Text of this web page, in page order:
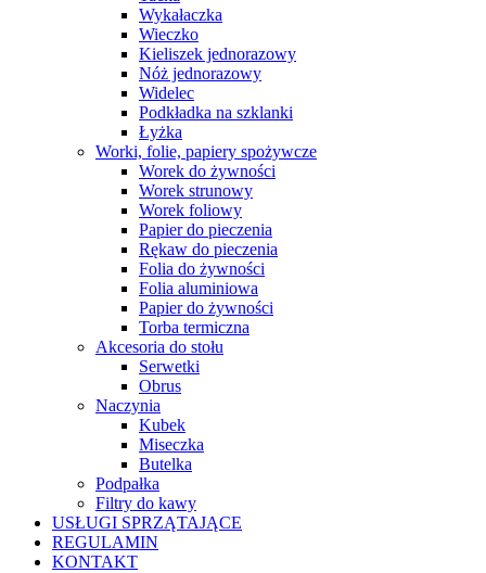
Wykałaczka
Wieczko
Kieliszek jednorazowy
Nóż jednorazowy
Widelec
Podkładka na szklanki
Łyżka
Worki, folie, papiery spożywcze
Worek do żywności
Worek strunowy
Worek foliowy
Papier do pieczenia
Rękaw do pieczenia
Folia do żywności
Folia aluminiowa
Papier do żywności
Torba termiczna
Akcesoria do stołu
Serwetki
Obrus
Naczynia
Kubek
Miseczka
Butelka
Podpałka
Filtry do kawy
USŁUGI SPRZĄTAJĄCE
REGULAMIN
KONTAKT